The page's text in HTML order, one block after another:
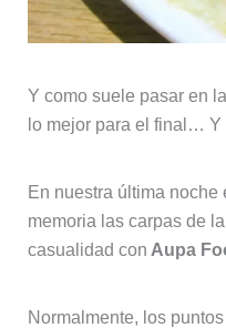
Y como suele pasar en
lo mejor para el final… Y
En nuestra última
memoria las carpas de
casualidad con Aupa
Normalmente, los